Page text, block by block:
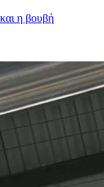
η βουβή